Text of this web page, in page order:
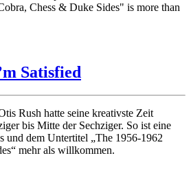
Chess & Duke Sides" is more than
Satisfied
Rush hatte seine kreativste Zeit
bis Mitte der Sechziger. So ist eine
und dem Untertitel „The 1956-1962
mehr als willkommen.